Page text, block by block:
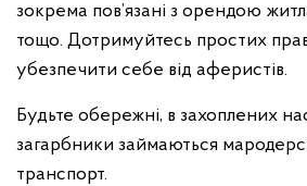
зокрема пов’язані з орендою
тощо. Дотримуйтесь простих
убезпечити себе від аферистів.
Будьте обережні, в захоплених
загарбники займаються
транспорт.